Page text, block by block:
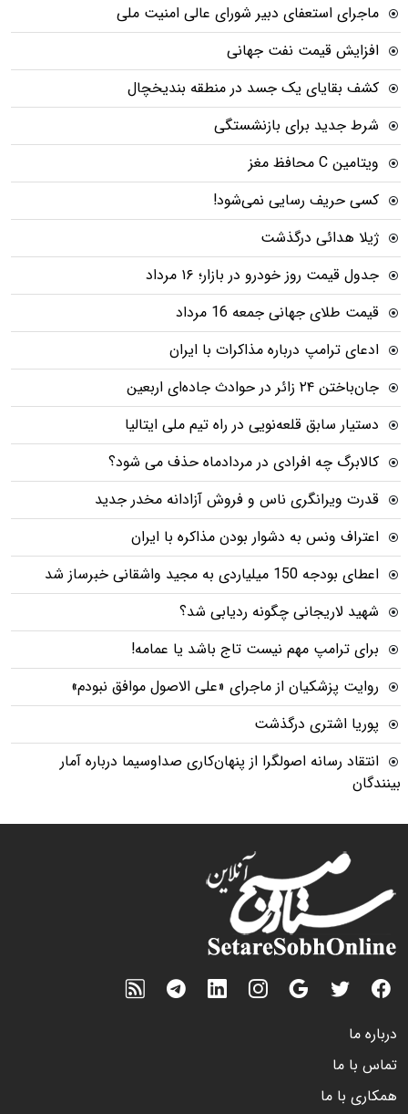
ماجرای استعفای دبیر شورای عالی امنیت ملی
افزایش قیمت نفت جهانی
کشف بقایای یک جسد در منطقه بندیخچال
شرط جدید برای بازنشستگی
ویتامین C محافظ مغز
کسی حریف رسایی نمی‌شود!
ژیلا هدائی درگذشت
جدول قیمت روز خودرو در بازار؛ ۱۶ مرداد
قیمت طلای جهانی جمعه 16 مرداد
ادعای ترامپ درباره مذاکرات با ایران
جان‌باختن ۲۴ زائر در حوادث جاده‌ای اربعین
دستیار سابق قلعه‌نویی در راه تیم ملی ایتالیا
کالابرگ چه افرادی در مردادماه حذف می شود؟
قدرت ویرانگری ناس و فروش آزادانه مخدر جدید
اعتراف ونس به دشوار بودن مذاکره با ایران
اعطای بودجه 150 میلیاردی به مجید واشقانی خبرساز شد
شهید لاریجانی چگونه ردیابی شد؟
برای ترامپ مهم نیست تاج باشد یا عمامه!
روایت پزشکیان از ماجرای «علی الاصول موافق نبودم»
پوریا اشتری درگذشت
انتقاد رسانه اصولگرا از پنهان‌کاری صداوسیما درباره آمار
بینندگان
درباره ما
تماس با ما
همکاری با ما